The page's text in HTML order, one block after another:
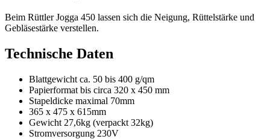
Beim Rüttler Jogga 450 lassen sich die Neigung, Rüttelstärke und
Gebläsestärke verstellen.
Technische Daten
Blattgewicht ca. 50 bis 400 g/qm
Papierformat bis circa 320 x 450 mm
Stapeldicke maximal 70mm
365 x 475 x 615mm
Gewicht 27,6kg (verpackt 32kg)
Stromversorgung 230V